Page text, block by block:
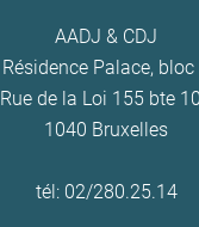
AADJ & CDJ
Résidence Palace, bloc
Rue de la Loi 155 bte
1040 Bruxelles
tél: 02/280.25.14